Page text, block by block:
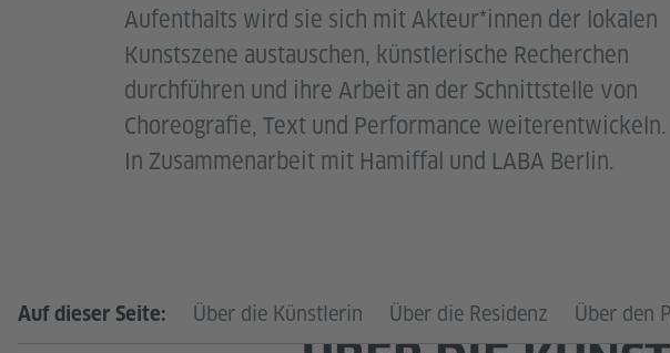
Aufenthalts wird sie sich mit Akteur*innen der lokalen
Kunstszene austauschen, künstlerische Recherchen
durchführen und ihre Arbeit an der Schnittstelle von
Choreografie, Text und Performance weiterentwickeln.
In Zusammenarbeit mit Hamiffal und LABA Berlin.
Auf dieser Seite: Über die Künstlerin Über die Residenz Über den